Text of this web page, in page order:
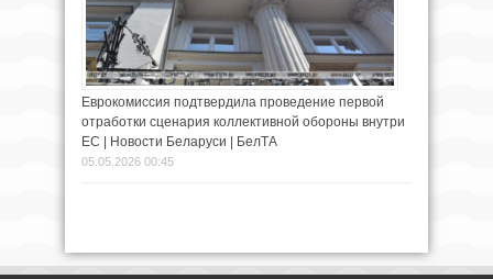
Еврокомиссия подтвердила проведение первой
отработки сценария коллективной обороны внутри
ЕС | Новости Беларуси | БелТА
05.05.2026 00:45